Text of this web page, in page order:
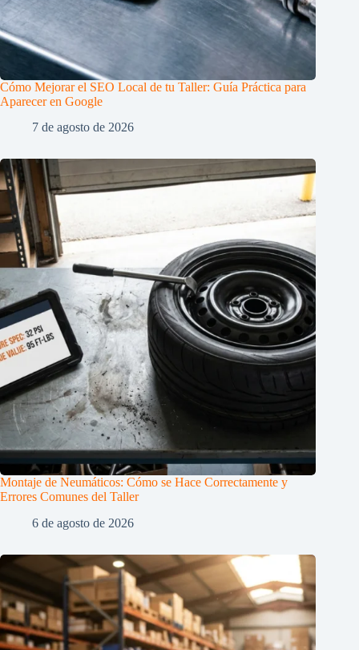
Cómo Mejorar el SEO Local de tu Taller: Guía Práctica para
Aparecer en Google
7 de agosto de 2026
Montaje de Neumáticos: Cómo se Hace Correctamente y
Errores Comunes del Taller
6 de agosto de 2026